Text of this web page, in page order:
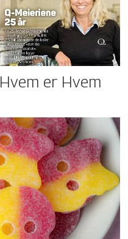
Hvem er Hvem